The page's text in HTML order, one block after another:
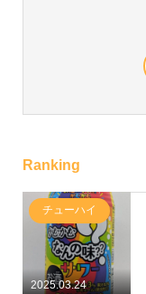
Ranking
2025.03.24
チューハイ